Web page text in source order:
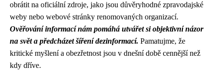
obrátit na oficiální zdroje, jako jsou důvěryhodné zpravodajské
weby nebo webové stránky renomovaných organizací.
Ověřování informací nám pomáhá utvářet si objektivní názor
na svět a předcházet šíření dezinformací. Pamatujme, že
kritické myšlení a obezřetnost jsou v dnešní době cennější než
kdy dříve.